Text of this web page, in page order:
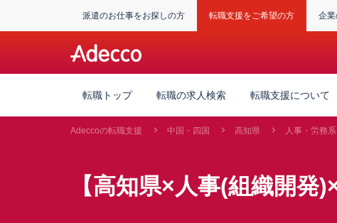
派遣のお仕事をお探しの方 転職支援をご希望の方 企
転職トップ 転職の求人検索 転職支援について
Adeccoの転職支援 中国・四国 高知県 人事・労務系
【高知県×人事(組織開